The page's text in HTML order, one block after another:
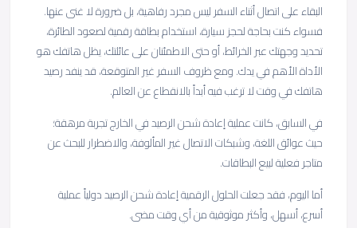
البقاء على اتصال أثناء السفر ليس مجرد رفاهية، بل ضرورة لا غنى عنها.
فسواء كنت بحاجة لحجز سيارة، استخدام بطاقة رقمية لصعود الطائرة،
تحديد وجهتك عبر الخرائط، أو حتى الاطمئنان على عائلتك، يظل هاتفك هو
الأداة الأهم في يدك. ومع ظروف السفر غير المتوقعة، قد ينفد رصيد
هاتفك في وقت لا ترغب فيه أبداً بالانقطاع عن العالم.
في السابق، كانت عملية إعادة شحن الرصيد في الخارج تجربة مرهقة؛
حيث عوائق اللغة، وشبكات الاتصال غير المألوفة، والاضطرار للبحث عن
متاجر فعلية لبيع البطاقات.
أما اليوم، فقد جعلت الحلول الرقمية إعادة شحن الرصيد دولياً عملية
أسرع، أسهل، وأكثر موثوقية من أي وقت مضى.